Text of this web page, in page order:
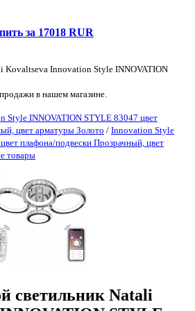
за 17018 RUR
Kovaltseva Innovation Style INNOVATION
в нашем магазине.
Style INNOVATION STYLE 83047 цвет
цвет арматуры Золото / Innovation Style
плафона/подвески Прозрачный, цвет
товары
светильник Natali